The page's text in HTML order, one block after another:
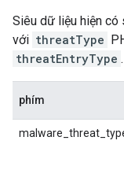
Siêu dữ liệu hiện có
với threatType
threatEntryType
phím